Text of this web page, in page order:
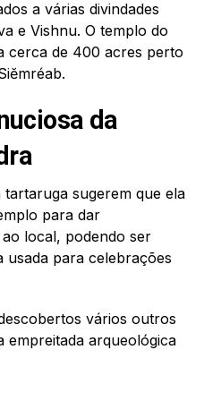
a várias divindades
e Vishnu. O templo do
cerca de 400 acres perto
da
sugerem que ela
para dar
local, podendo ser
usada para celebrações
vários outros
arqueológica